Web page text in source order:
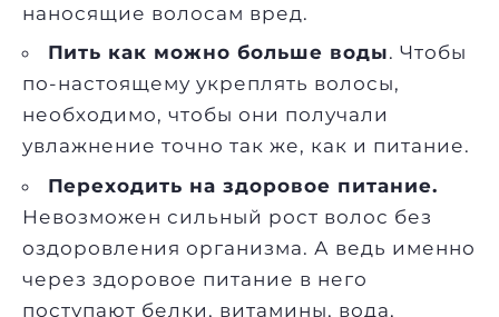
наносящие волосам вред.
Пить как можно больше воды. Чтобы
по-настоящему укреплять волосы,
необходимо, чтобы они получали
увлажнение точно так же, как и питание.
Переходить на здоровое питание.
Невозможен сильный рост волос без
оздоровления организма. А ведь именно
через здоровое питание в него
поступают белки, витамины, вода,